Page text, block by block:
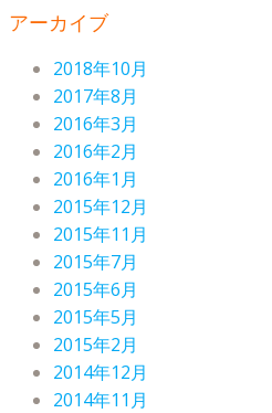
アーカイブ
2018年10月
2017年8月
2016年3月
2016年2月
2016年1月
2015年12月
2015年11月
2015年7月
2015年6月
2015年5月
2015年2月
2014年12月
2014年11月